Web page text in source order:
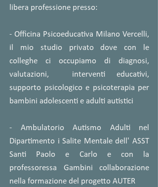
libera professione presso:
- Officina Psicoeducativa Milano Vercelli,
il mio studio privato dove con le
colleghe ci occupiamo di diagnosi,
valutazioni, interventi educativi,
supporto psicologico e psicoterapia per
bambini adolescenti e adulti autistici
- Ambulatorio Autismo Adulti nel
Dipartimento i Salite Mentale dell' ASST
Santi Paolo e Carlo e con la
professoressa Gambini collaborazione
nella formazione del progetto AUTER